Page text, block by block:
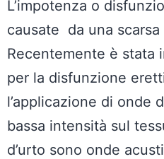
L’impotenza o
causate da una
Recentemente è stata
per la disfunzione
l’applicazione di onde
bassa intensità sul
d’urto sono onde